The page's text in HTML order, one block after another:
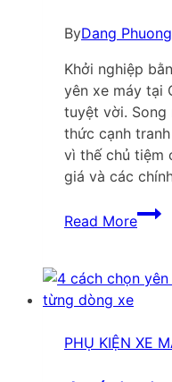
ByDang Phuong
Khởi nghiệp
yên xe máy tại
tuyệt vời. Song
thức cạnh
vì thế chủ tiệm
giá và các
Read More
Mở
tiệm
bọc
máy
PHỤ KIỆN XE